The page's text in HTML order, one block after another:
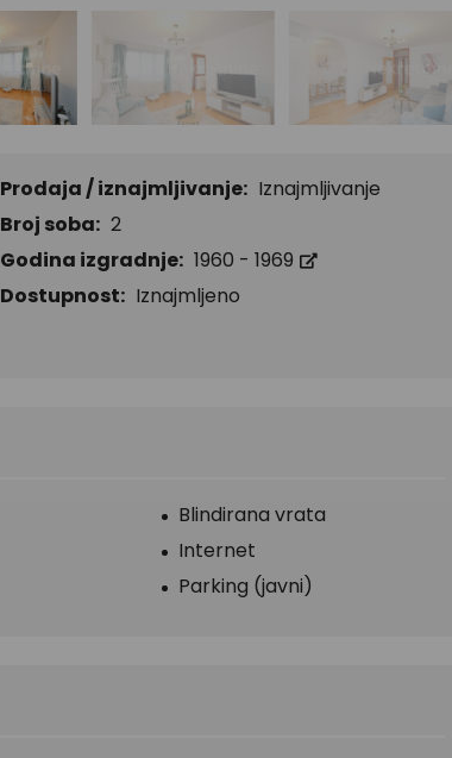
Prodaja / iznajmljivanje: Iznajmljivanje
Broj soba: 2
Godina izgradnje: 1960 - 1969
Dostupnost: Iznajmljeno
Blindirana vrata
Internet
Parking (javni)